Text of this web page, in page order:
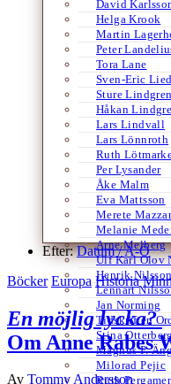
David
Helga Krook
Martin
Peter
Tora Lane
Sven-Eric
Sture Lindgren
Håkan
Lars Lindvall
Lars Lönnroth
Ruth
Per Lysander
Åke Malm
Eva Mattsson
Merete
Melanie
Arne Melberg
Ulf Karl Olov
Henrik Nilsson
Lennart
Jan Norming
Tidskriften
Stina Otterberg
Magnus P.
Milorad Pejic
Ruth
Efter:Datum /A-Ö
Böcker Europa Historia
En möjlig lycka?
Om Anne Rabes
Av Tommy Andersson